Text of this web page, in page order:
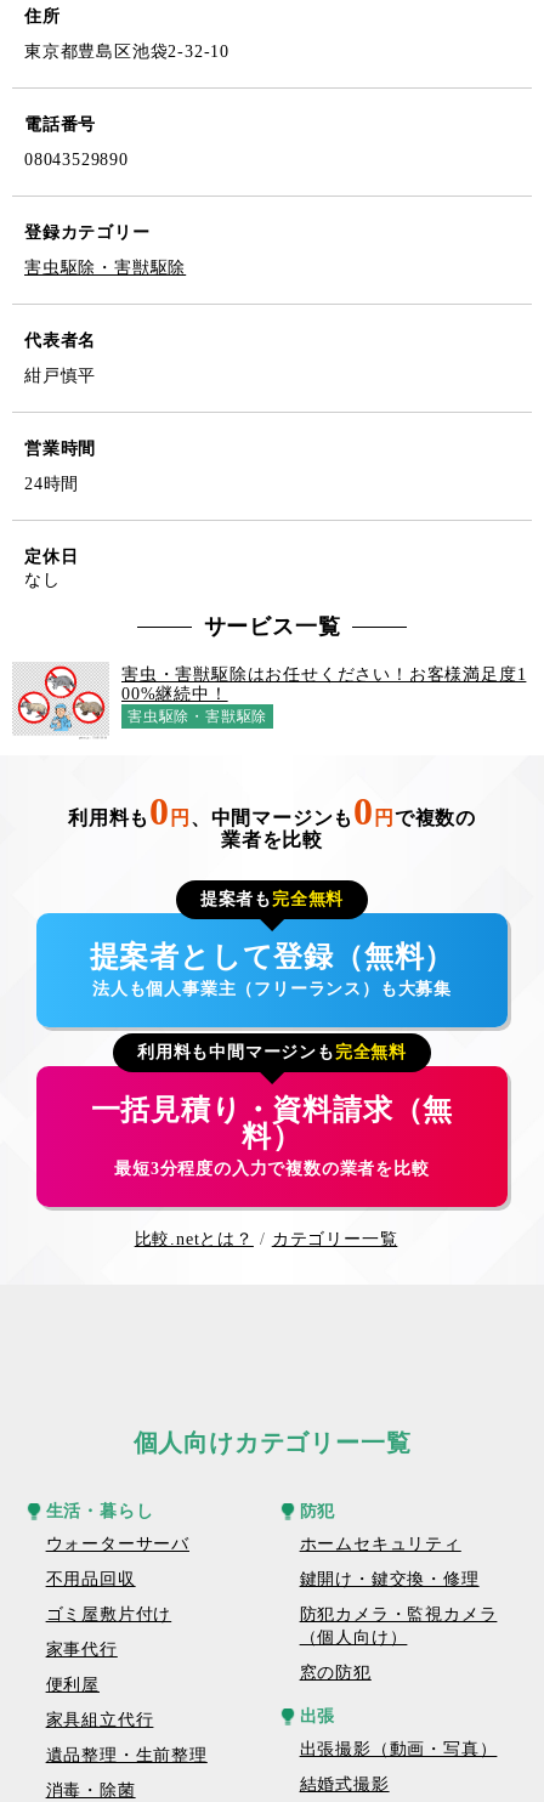
住所
東京都豊島区池袋2-32-10
電話番号
08043529890
登録カテゴリー
害虫駆除・害獣駆除
代表者名
紺戸慎平
営業時間
24時間
定休日
なし
サービス一覧
害虫・害獣駆除はお任せください！お客様満足度1
00%継続中！
害虫駆除・害獣駆除
利用料も 0 円 、中間マージンも 0 円 で複数の
業者を比較
提案者も 完全無料
提案者として登録（無料）
法人も個人事業主（フリーランス）も大募集
利用料も中間マージンも 完全無料
一括見積り・資料請求（無
料）
最短3分程度の入力で複数の業者を比較
比較.netとは？ カテゴリー一覧
個人向けカテゴリー一覧
生活・暮らし
ウォーターサーバ
不用品回収
ゴミ屋敷片付け
家事代行
便利屋
家具組立代行
遺品整理・生前整理
消毒・除菌
防犯
ホームセキュリティ
鍵開け・鍵交換・修理
防犯カメラ・監視カメラ
（個人向け）
窓の防犯
出張
出張撮影（動画・写真）
結婚式撮影